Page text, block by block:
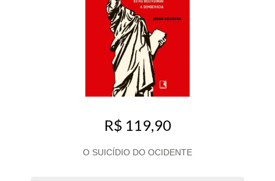
R$ 119,90
O SUICÍDIO DO OCIDENTE